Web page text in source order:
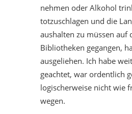
nehmen oder Alkohol
totzuschlagen und die
aushalten zu müssen auf
Bibliotheken gegangen,
ausgeliehen. Ich habe
geachtet, war ordentlich
logischerweise nicht wie
wegen.